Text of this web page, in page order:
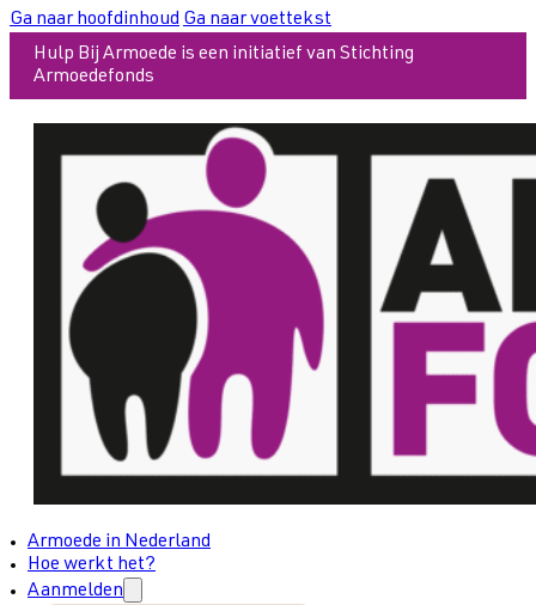
Ga naar hoofdinhoud Ga naar voettekst
Hulp Bij Armoede is een initiatief van Stichting
Armoedefonds
Armoede in Nederland
Hoe werkt het?
Aanmelden